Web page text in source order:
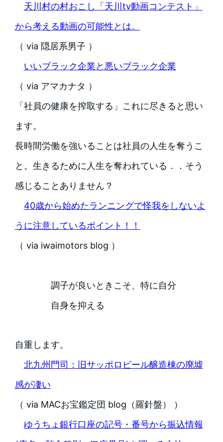
天川村の村おこし「天川tv動画コンテスト」
から考える動画の可能性とは。
（ via 隠居系男子 ）
いいブラック企業と悪いブラック企業
（ via アマカナタ ）
「社員の健康を搾取する」これに尽きると思い
ます。
長時間労働を強いることは社員の人生を奪うこ
と。生きるために人生を奪われている．．そう
感じることありません？
40歳から始めたランニングで怪我をしないよ
うに注意しているポイント！！
（ via iwaimotors blog ）
調子が良いときこそ、特に自分
自身を抑える
自重します。
北九州門司：旧サッポロビール醸造棟の廃墟
感が凄い
（ via MACお宝鑑定団 blog（羅針盤） ）
ゆうちょ銀行口座の記号・番号から振込情報